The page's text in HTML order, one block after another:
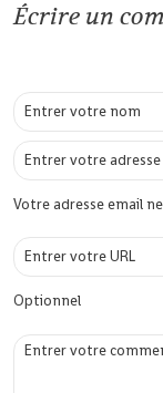
Écrire un
Votre adresse email
Optionnel